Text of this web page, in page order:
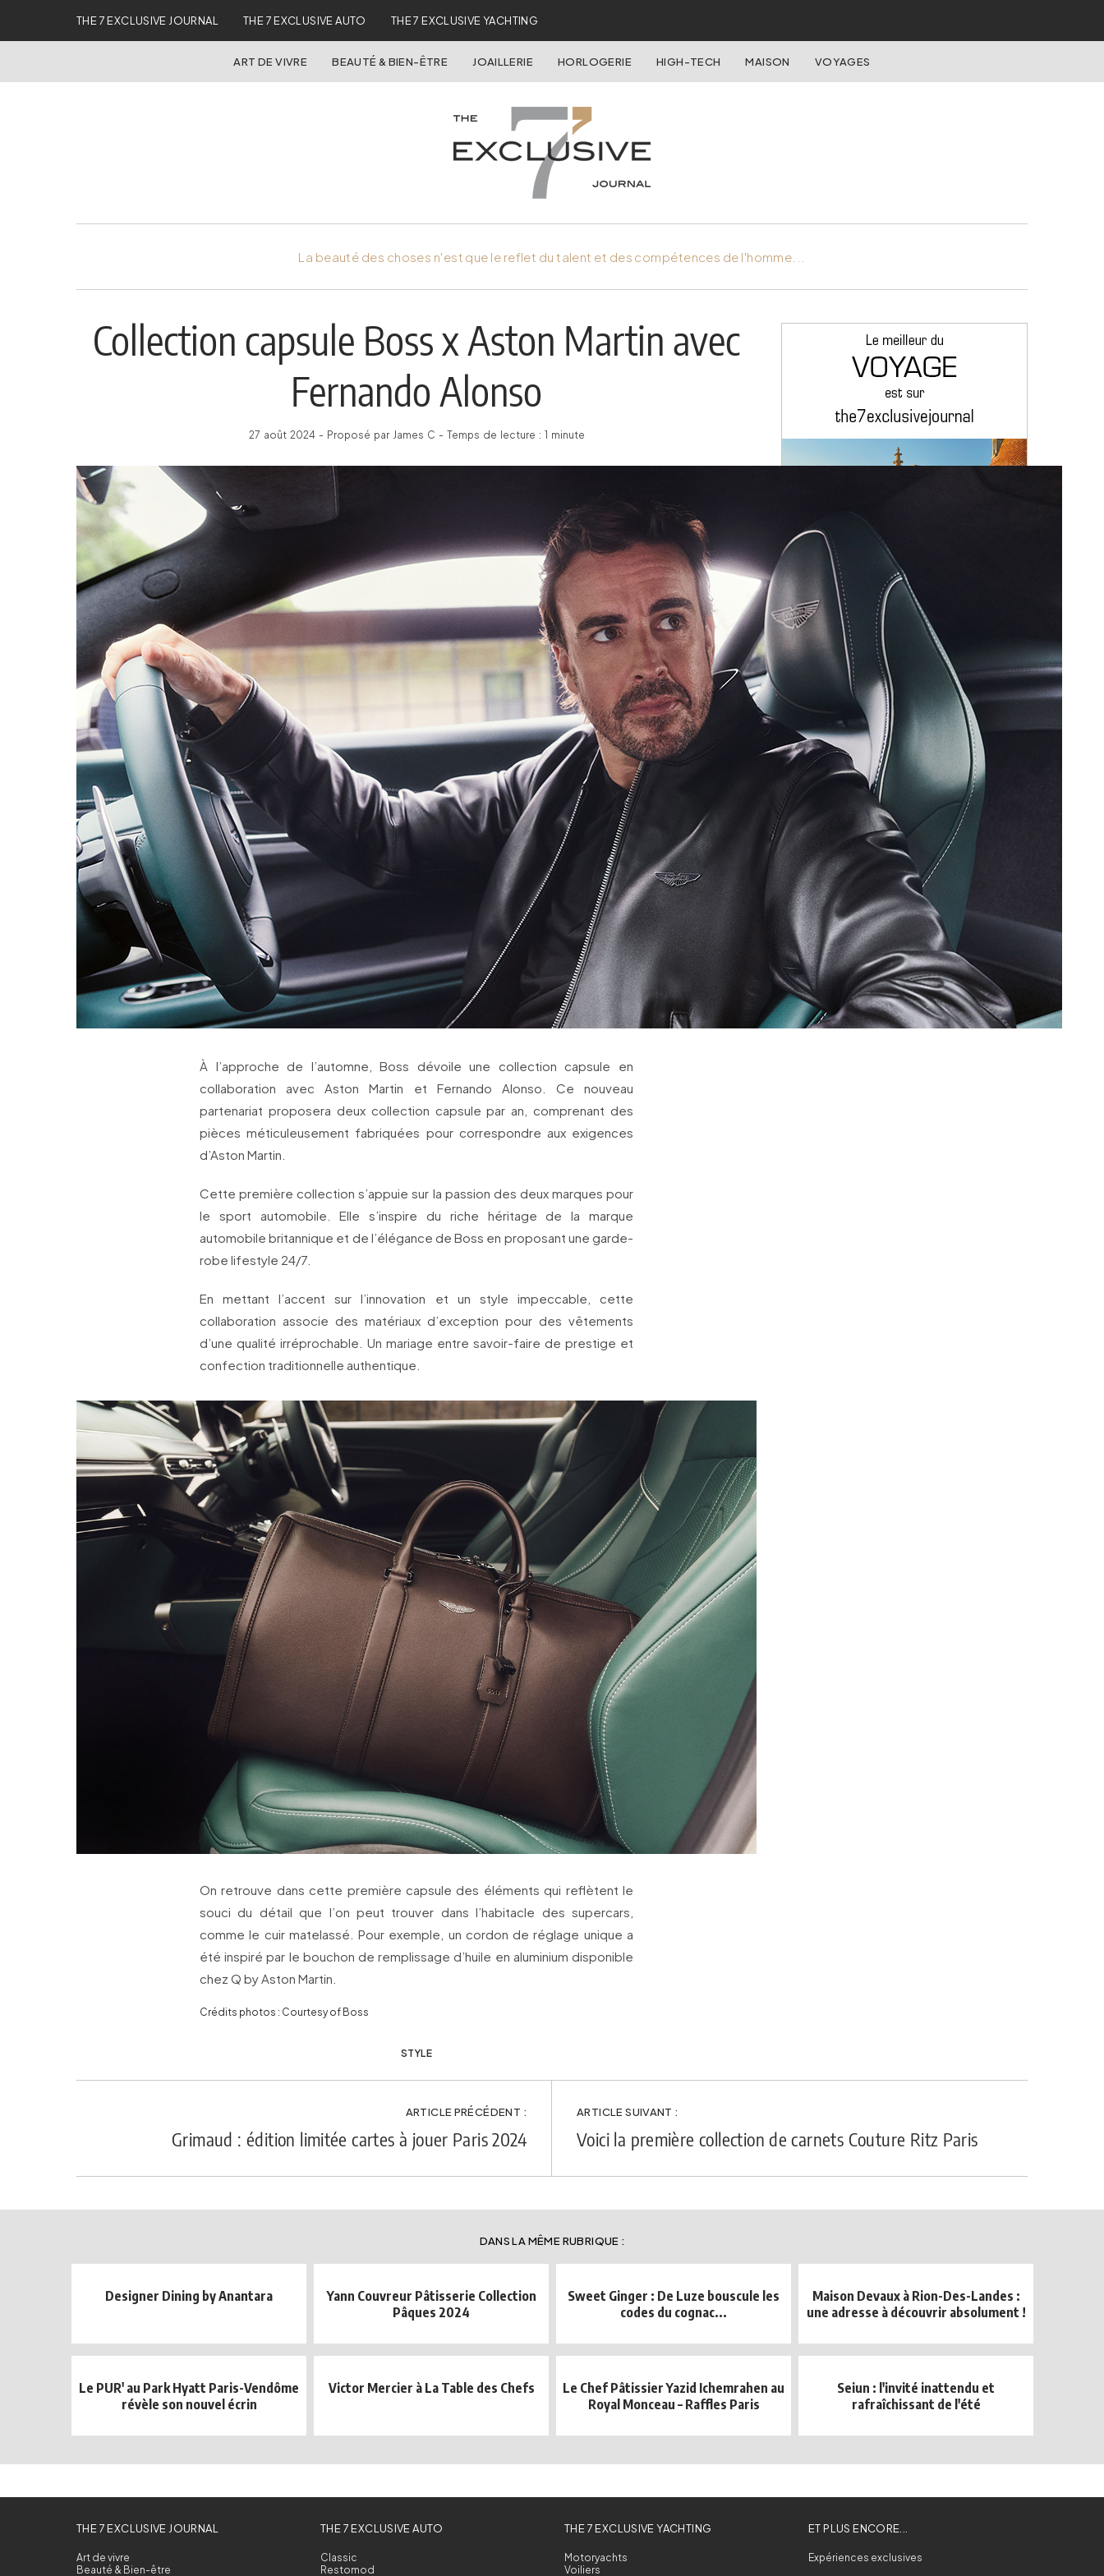
THE 7 EXCLUSIVE JOURNAL THE 7 EXCLUSIVE AUTO THE 7 EXCLUSIVE YACHTING
ART DE VIVRE BEAUTÉ & BIEN-ÊTRE JOAILLERIE HORLOGERIE HIGH-TECH MAISON VOYAGES
La beauté des choses n'est que le reflet du talent et des compétences de l'homme...
Collection capsule Boss x Aston Martin avec
Fernando Alonso
27 août 2024 - Proposé par James C - Temps de lecture : 1 minute
À l’approche de l’automne, Boss dévoile une collection capsule en
collaboration avec Aston Martin et Fernando Alonso. Ce nouveau
partenariat proposera deux collection capsule par an, comprenant des
pièces méticuleusement fabriquées pour correspondre aux exigences
d’Aston Martin.
Cette première collection s’appuie sur la passion des deux marques pour
le sport automobile. Elle s’inspire du riche héritage de la marque
automobile britannique et de l’élégance de Boss en proposant une garde-
robe lifestyle 24/7.
En mettant l’accent sur l’innovation et un style impeccable, cette
collaboration associe des matériaux d’exception pour des vêtements
d’une qualité irréprochable. Un mariage entre savoir-faire de prestige et
confection traditionnelle authentique.
On retrouve dans cette première capsule des éléments qui reflètent le
souci du détail que l’on peut trouver dans l’habitacle des supercars,
comme le cuir matelassé. Pour exemple, un cordon de réglage unique a
été inspiré par le bouchon de remplissage d’huile en aluminium disponible
chez Q by Aston Martin.
Crédits photos : Courtesy of Boss
STYLE
ARTICLE PRÉCÉDENT :
Grimaud : édition limitée cartes à jouer Paris 2024
ARTICLE SUIVANT :
Voici la première collection de carnets Couture Ritz Paris
DANS LA MÊME RUBRIQUE :
Designer Dining by Anantara
Yann Couvreur Pâtisserie Collection
Pâques 2024
Sweet Ginger : De Luze bouscule les
codes du cognac...
Maison Devaux à Rion-Des-Landes :
une adresse à découvrir absolument !
Le PUR' au Park Hyatt Paris-Vendôme
révèle son nouvel écrin
Victor Mercier à La Table des Chefs
Le Chef Pâtissier Yazid Ichemrahen au
Royal Monceau – Raffles Paris
Seiun : l'invité inattendu et
rafraîchissant de l'été
THE 7 EXCLUSIVE JOURNAL
Art de vivre
Beauté & Bien-être
THE 7 EXCLUSIVE AUTO
Classic
Restomod
THE 7 EXCLUSIVE YACHTING
Motoryachts
Voiliers
ET PLUS ENCORE...
Expériences exclusives